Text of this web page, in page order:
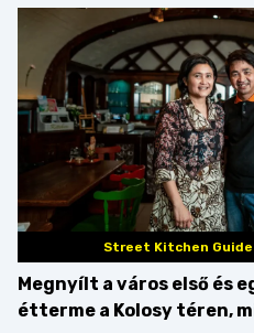
csipetnyi” empátiával
Street Kitchen Guide
Megnyílt a város első és
étterme a Kolosy téren,